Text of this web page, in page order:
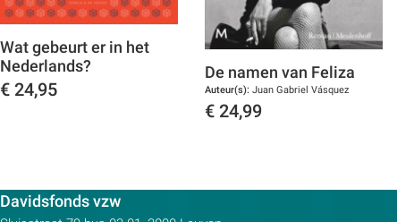
Wat gebeurt er in het
Nederlands?
€ 24,95
De namen van Feliza
Auteur(s): Juan Gabriel Vásquez
€ 24,99
Davidsfonds vzwContactpersoon: